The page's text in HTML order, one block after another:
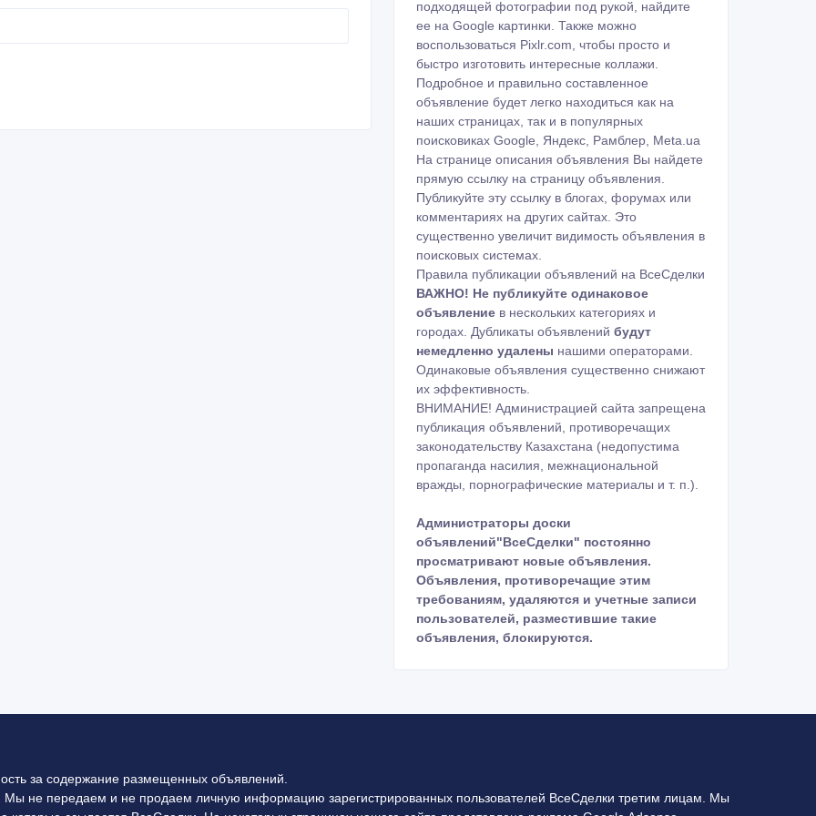
подходящей фотографии под рукой, найдите
ее на Google картинки. Также можно
воспользоваться Pixlr.com, чтобы просто и
быстро изготовить интересные коллажи.
Подробное и правильно составленное
объявление будет легко находиться как на
наших страницах, так и в популярных
поисковиках Google, Яндекс, Рамблер, Meta.ua
На странице описания объявления Вы найдете
прямую ссылку на страницу объявления.
Публикуйте эту ссылку в блогах, форумах или
комментариях на других сайтах. Это
существенно увеличит видимость объявления в
поисковых системах.
Правила публикации объявлений на ВсеСделки
ВАЖНО! Не публикуйте одинаковое
объявление в нескольких категориях и
городах. Дубликаты объявлений будут
немедленно удалены нашими операторами.
Одинаковые объявления существенно снижают
их эффективность.
ВНИМАНИЕ! Администрацией сайта запрещена
публикация объявлений, противоречащих
законодательству Казахстана (недопустима
пропаганда насилия, межнациональной
вражды, порнографические материалы и т. п.).
Администраторы доски
объявлений"ВсеСделки" постоянно
просматривают новые объявления.
Объявления, противоречащие этим
требованиям, удаляются и учетные записи
пользователей, разместившие такие
объявления, блокируются.
за содержание размещенных объявлений.
не передаем и не продаем личную информацию зарегистрированных пользователей ВсеСделки третим лицам. Мы